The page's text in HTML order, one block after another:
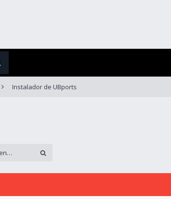
Instalador de UBports